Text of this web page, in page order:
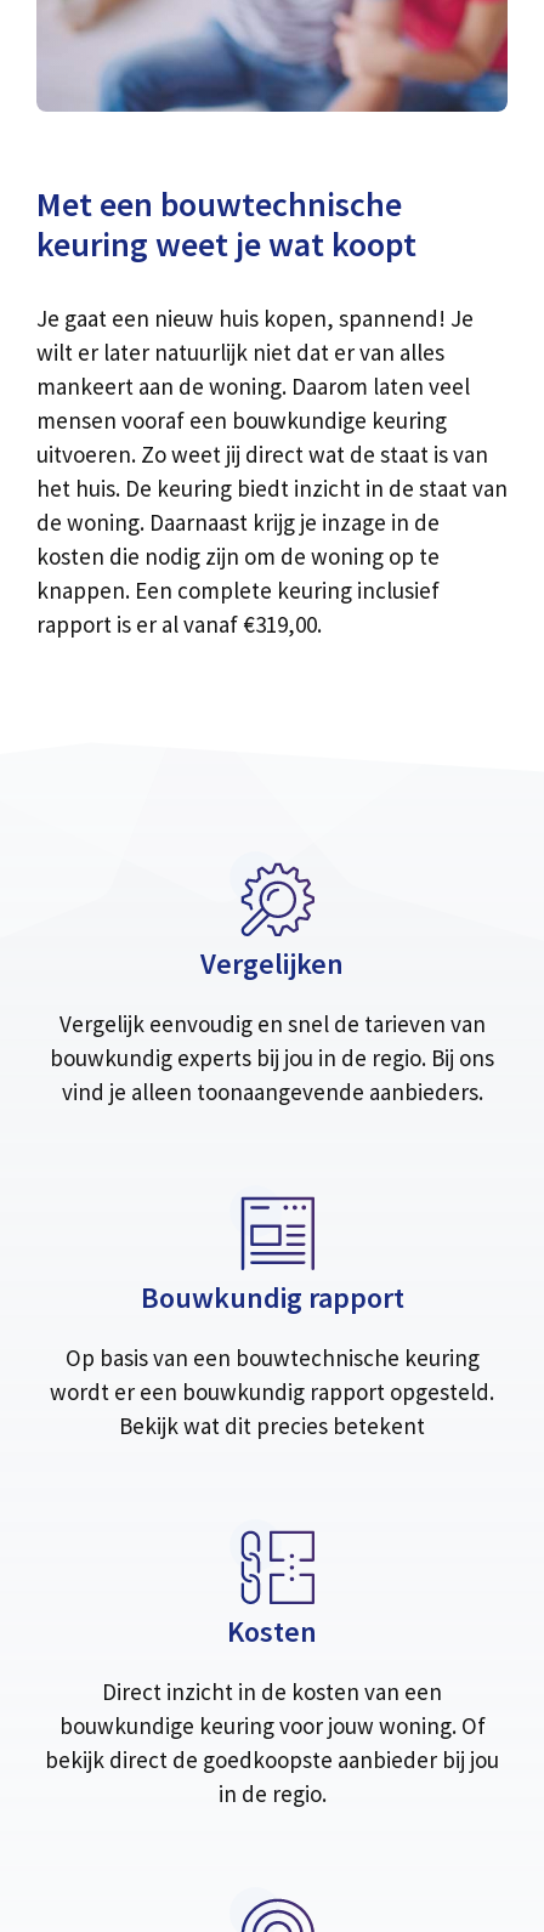
Met een bouwtechnische
keuring weet je wat koopt
Je gaat een nieuw huis kopen, spannend! Je
wilt er later natuurlijk niet dat er van alles
mankeert aan de woning. Daarom laten veel
mensen vooraf een bouwkundige keuring
uitvoeren. Zo weet jij direct wat de staat is van
het huis. De keuring biedt inzicht in de staat van
de woning. Daarnaast krijg je inzage in de
kosten die nodig zijn om de woning op te
knappen. Een complete keuring inclusief
rapport is er al vanaf €319,00.
Vergelijken
Vergelijk eenvoudig en snel de tarieven van
bouwkundig experts bij jou in de regio. Bij ons
vind je alleen toonaangevende aanbieders.
Bouwkundig rapport
Op basis van een bouwtechnische keuring
wordt er een bouwkundig rapport opgesteld.
Bekijk wat dit precies betekent
Kosten
Direct inzicht in de kosten van een
bouwkundige keuring voor jouw woning. Of
bekijk direct de goedkoopste aanbieder bij jou
in de regio.